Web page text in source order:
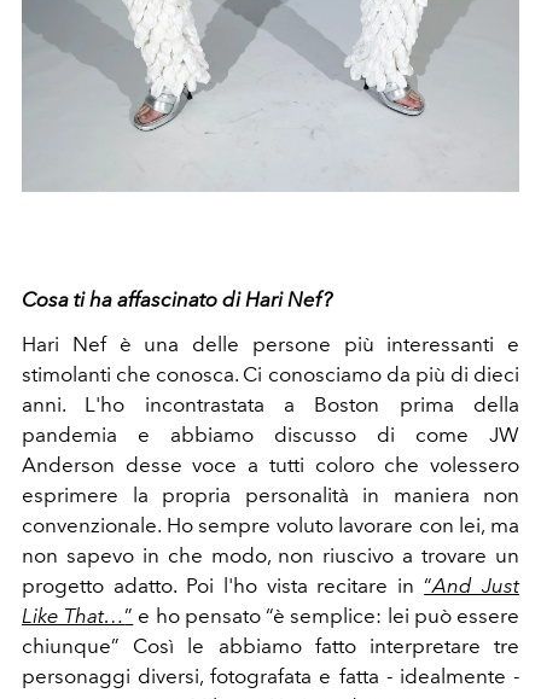
Cosa ti ha affascinato di Hari Nef?
Hari Nef è una delle persone più interessanti e
stimolanti che conosca. Ci conosciamo da più di dieci
anni. L'ho incontrastata a Boston prima della
pandemia e abbiamo discusso di come JW
Anderson desse voce a tutti coloro che volessero
esprimere la propria personalità in maniera non
convenzionale. Ho sempre voluto lavorare con lei, ma
non sapevo in che modo, non riuscivo a trovare un
progetto adatto. Poi l'ho vista recitare in“And Just
Like That…” e ho pensato “è semplice: lei può essere
chiunque” Così le abbiamo fatto interpretare tre
personaggi diversi, fotografata e fatta - idealmente -